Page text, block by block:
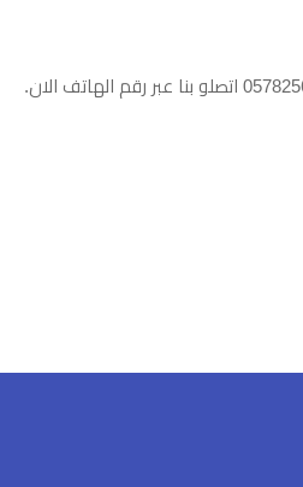
شركة عزل اسطح بعنيزة :0578256230 اتصلو بنا عبر رقم الهاتف الان.